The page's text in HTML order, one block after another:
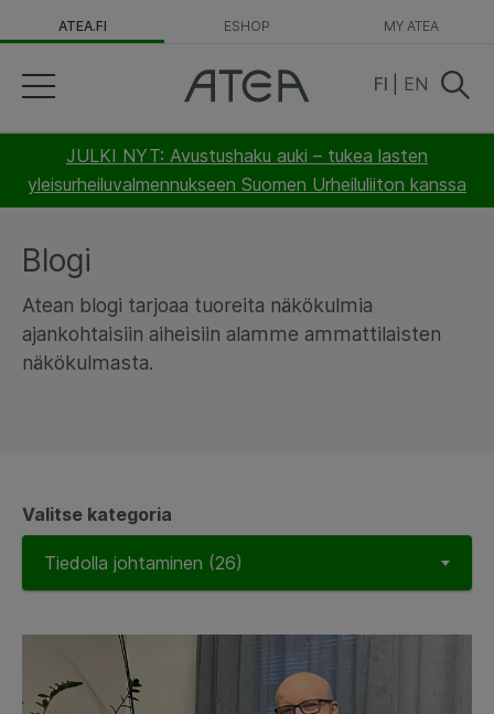
ATEA.FI ESHOP MY ATEA
JULKI NYT: Avustushaku auki – tukea lasten
yleisurheiluvalmennukseen Suomen Urheiluliiton kanssa
FI EN
Blogi
Atean blogi tarjoaa tuoreita näkökulmia
ajankohtaisiin aiheisiin alamme ammattilaisten
näkökulmasta.
Valitse kategoria